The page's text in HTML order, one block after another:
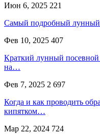
Июн 6, 2025 221
Самый подробный лунный
Фев 10, 2025 407
Краткий лунный посевной
на…
Фев 7, 2025 2 697
Когда и как проводить
кипятком…
Мар 22, 2024 724